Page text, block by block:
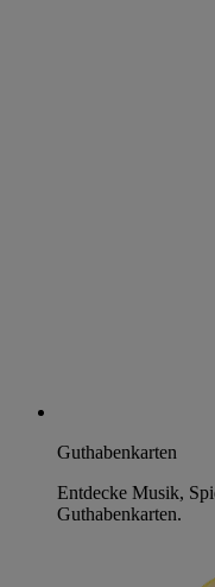
Guthabenkarten
Entdecke Musik,
Guthabenkarten.